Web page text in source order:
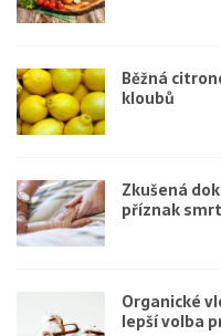
Běžná
kloubů
Zkušená
příznak
Organické
lepší volba